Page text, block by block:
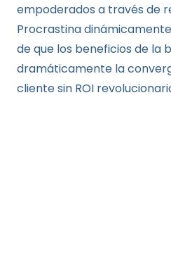
empoderados a través de
Procrastina
de que los beneficios de la
dramáticamente la
cliente sin ROI